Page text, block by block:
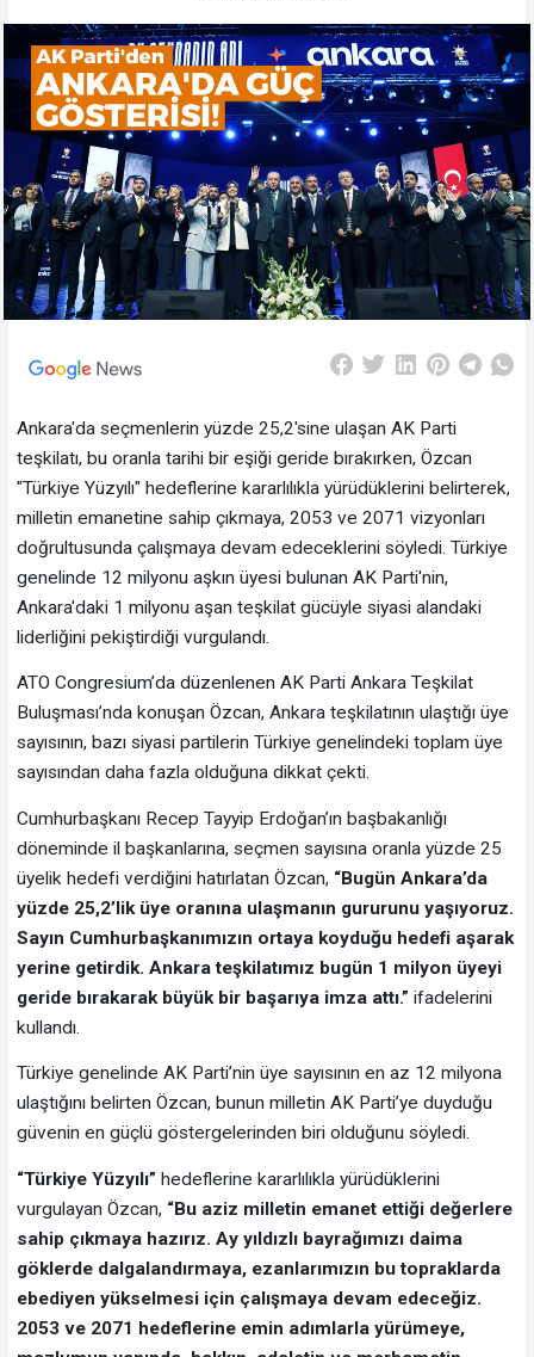
Ankara'da seçmenlerin yüzde 25,2'sine ulaşan AK Parti
teşkilatı, bu oranla tarihi bir eşiği geride bırakırken, Özcan
"Türkiye Yüzyılı" hedeflerine kararlılıkla yürüdüklerini belirterek,
milletin emanetine sahip çıkmaya, 2053 ve 2071 vizyonları
doğrultusunda çalışmaya devam edeceklerini söyledi. Türkiye
genelinde 12 milyonu aşkın üyesi bulunan AK Parti'nin,
Ankara'daki 1 milyonu aşan teşkilat gücüyle siyasi alandaki
liderliğini pekiştirdiği vurgulandı.
ATO Congresium’da düzenlenen AK Parti Ankara Teşkilat
Buluşması’nda konuşan Özcan, Ankara teşkilatının ulaştığı üye
sayısının, bazı siyasi partilerin Türkiye genelindeki toplam üye
sayısından daha fazla olduğuna dikkat çekti.
Cumhurbaşkanı Recep Tayyip Erdoğan’ın başbakanlığı
döneminde il başkanlarına, seçmen sayısına oranla yüzde 25
üyelik hedefi verdiğini hatırlatan Özcan,“Bugün Ankara’da
yüzde 25,2’lik üye oranına ulaşmanın gururunu yaşıyoruz.
Sayın Cumhurbaşkanımızın ortaya koyduğu hedefi aşarak
yerine getirdik. Ankara teşkilatımız bugün 1 milyon üyeyi
geride bırakarak büyük bir başarıya imza attı.” ifadelerini
kullandı.
Türkiye genelinde AK Parti’nin üye sayısının en az 12 milyona
ulaştığını belirten Özcan, bunun milletin AK Parti’ye duyduğu
güvenin en güçlü göstergelerinden biri olduğunu söyledi.
“Türkiye Yüzyılı” hedeflerine kararlılıkla yürüdüklerini
vurgulayan Özcan,“Bu aziz milletin emanet ettiği değerlere
sahip çıkmaya hazırız. Ay yıldızlı bayrağımızı daima
göklerde dalgalandırmaya, ezanlarımızın bu topraklarda
ebediyen yükselmesi için çalışmaya devam edeceğiz.
2053 ve 2071 hedeflerine emin adımlarla yürümeye,